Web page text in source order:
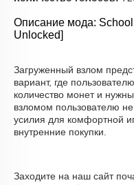
Описание мода:
Unlocked]
Загруженный взлом
вариант, где
количество монет и
взломом пользователю
усилия для комфортной
внутренние покупки.
Заходите на наш сайт